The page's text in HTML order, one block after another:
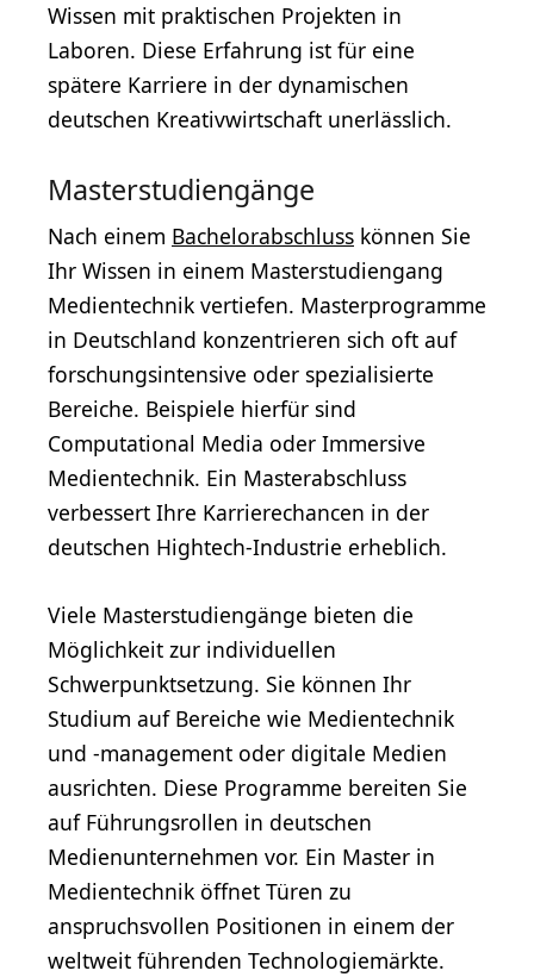
Wissen mit praktischen Projekten in
Laboren. Diese Erfahrung ist für eine
spätere Karriere in der dynamischen
deutschen Kreativwirtschaft unerlässlich.
Masterstudiengänge
Nach einem Bachelorabschluss können Sie
Ihr Wissen in einem Masterstudiengang
Medientechnik vertiefen. Masterprogramme
in Deutschland konzentrieren sich oft auf
forschungsintensive oder spezialisierte
Bereiche. Beispiele hierfür sind
Computational Media oder Immersive
Medientechnik. Ein Masterabschluss
verbessert Ihre Karrierechancen in der
deutschen Hightech-Industrie erheblich.
Viele Masterstudiengänge bieten die
Möglichkeit zur individuellen
Schwerpunktsetzung. Sie können Ihr
Studium auf Bereiche wie Medientechnik
und -management oder digitale Medien
ausrichten. Diese Programme bereiten Sie
auf Führungsrollen in deutschen
Medienunternehmen vor. Ein Master in
Medientechnik öffnet Türen zu
anspruchsvollen Positionen in einem der
weltweit führenden Technologiemärkte.